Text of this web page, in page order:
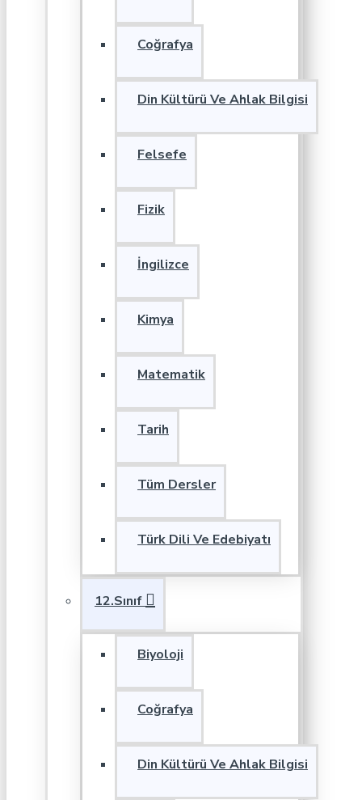
Coğrafya
Din Kültürü Ve Ahlak Bilgisi
Felsefe
Fizik
İngilizce
Kimya
Matematik
Tarih
Tüm Dersler
Türk Dili Ve Edebiyatı
12.Sınıf
Biyoloji
Coğrafya
Din Kültürü Ve Ahlak Bilgisi